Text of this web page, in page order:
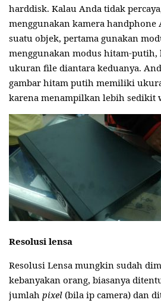
harddisk. Kalau Anda tidak
menggunakan kamera
suatu objek, pertama gunakan
menggunakan modus hitam-putih,
ukuran file diantara keduanya.
gambar hitam putih memiliki
karena menampilkan lebih sedikit
Resolusi lensa
Resolusi Lensa mungkin sudah
kebanyakan orang, biasanya
jumlah pixel (bila ip camera) dan